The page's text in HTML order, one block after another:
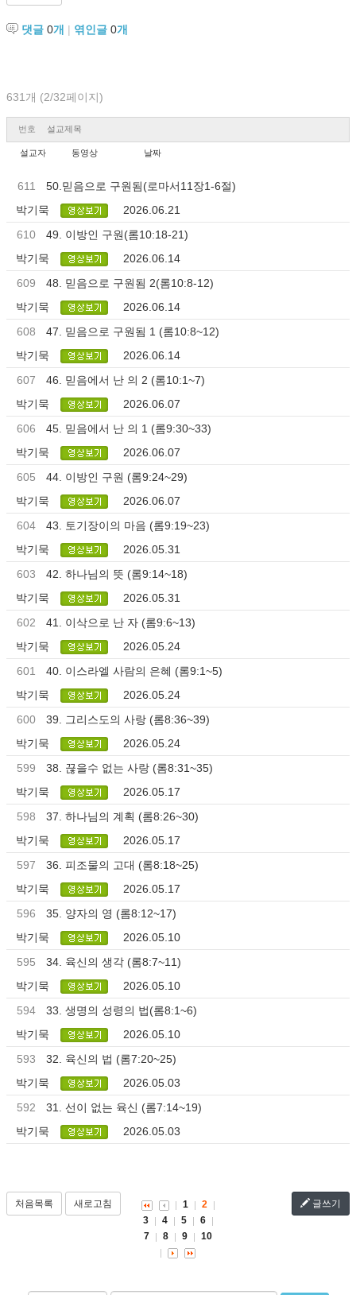
댓글 0개 | 엮인글 0개
631개 (2/32페이지)
번호 설교제목
설교자 동영상 날짜
611
50.믿음으로 구원됨(로마서11장1-6절)
박기묵
2026.06.21
610
49. 이방인 구원(롬10:18-21)
박기묵
2026.06.14
609
48. 믿음으로 구원됨 2(롬10:8-12)
박기묵
2026.06.14
608
47. 믿음으로 구원됨 1 (롬10:8~12)
박기묵
2026.06.14
607
46. 믿음에서 난 의 2 (롬10:1~7)
박기묵
2026.06.07
606
45. 믿음에서 난 의 1 (롬9:30~33)
박기묵
2026.06.07
605
44. 이방인 구원 (롬9:24~29)
박기묵
2026.06.07
604
43. 토기장이의 마음 (롬9:19~23)
박기묵
2026.05.31
603
42. 하나님의 뜻 (롬9:14~18)
박기묵
2026.05.31
602
41. 이삭으로 난 자 (롬9:6~13)
박기묵
2026.05.24
601
40. 이스라엘 사람의 은혜 (롬9:1~5)
박기묵
2026.05.24
600
39. 그리스도의 사랑 (롬8:36~39)
박기묵
2026.05.24
599
38. 끊을수 없는 사랑 (롬8:31~35)
박기묵
2026.05.17
598
37. 하나님의 계획 (롬8:26~30)
박기묵
2026.05.17
597
36. 피조물의 고대 (롬8:18~25)
박기묵
2026.05.17
596
35. 양자의 영 (롬8:12~17)
박기묵
2026.05.10
595
34. 육신의 생각 (롬8:7~11)
박기묵
2026.05.10
594
33. 생명의 성령의 법(롬8:1~6)
박기묵
2026.05.10
593
32. 육신의 법 (롬7:20~25)
박기묵
2026.05.03
592
31. 선이 없는 육신 (롬7:14~19)
박기묵
2026.05.03
처음목록 새로고침 글쓰기
1
2
3
4 5
6
7
8 9 10